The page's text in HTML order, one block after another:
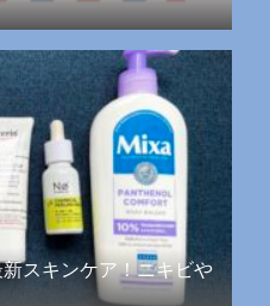
スキンケア！ニキビや